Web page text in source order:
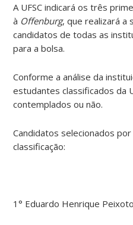
A UFSC indicará os três
à Offenburg, que realizará a
candidatos de todas as
para a bolsa.
Conforme a análise da
estudantes classificados da
contemplados ou não.
Candidatos selecionados
classificação:
1° Eduardo Henrique